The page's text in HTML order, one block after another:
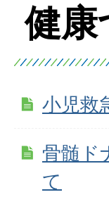
健康
小児救
骨髄ド
て